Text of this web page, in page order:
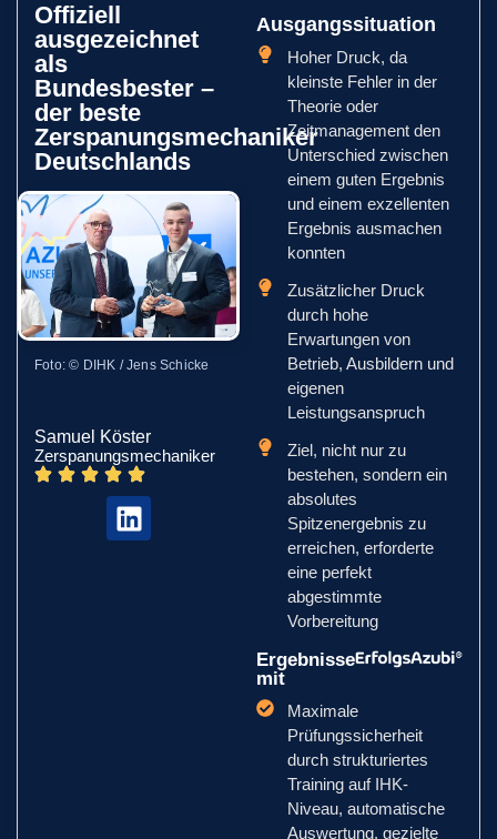
Offiziell
ausgezeichnet
als
Bundesbester –
der beste
Zerspanungsmechaniker
Deutschlands
Foto: © DIHK / Jens Schicke
Samuel Köster
Zerspanungsmechaniker
Ausgangssituation
Hoher Druck, da
kleinste Fehler in der
Theorie oder
Zeitmanagement den
Unterschied zwischen
einem guten Ergebnis
und einem exzellenten
Ergebnis ausmachen
konnten
Zusätzlicher Druck
durch hohe
Erwartungen von
Betrieb, Ausbildern und
eigenen
Leistungsanspruch
Ziel, nicht nur zu
bestehen, sondern ein
absolutes
Spitzenergebnis zu
erreichen, erforderte
eine perfekt
abgestimmte
Vorbereitung
Ergebnisse
mit
Maximale
Prüfungssicherheit
durch strukturiertes
Training auf IHK-
Niveau, automatische
Auswertung, gezielte